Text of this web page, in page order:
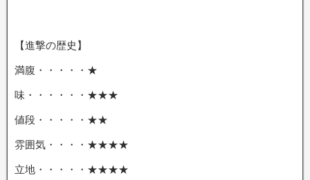
【進撃の歴史】
満腹・・・・・★
味・・・・・・★★★
値段・・・・・★★
雰囲気・・・・★★★★
立地・・・・・★★★★